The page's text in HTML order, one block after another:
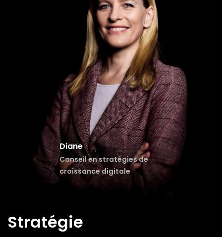
Stratégie
Diane
Conseil en stratégiesde
croissance digitale